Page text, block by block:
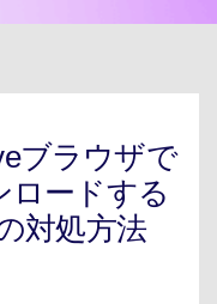
ブラウザで
ロードする
対処方法